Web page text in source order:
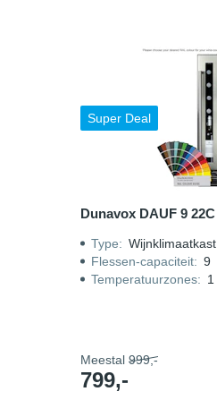
Super Deal
Dunavox DAUF 9 22C
Type: Wijnklimaatkast
Flessen-capaciteit: 9
Temperatuurzones: 1
Meestal 999,-
799,-